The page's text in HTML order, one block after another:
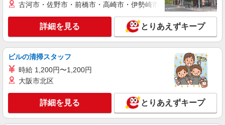
神奈川県横浜市西区
キープ 詳細を見る
株式会社トラストグロース 新宿本社 第2営業部
保育園での保育士
月給：201640円〜 ※資格や経験面などによる
・賞与あり（年2回・計4.30ヶ月） ・昇給あり
（年1回）
神奈川県横浜市西区
古河市・佐野市・前橋市・高崎市・伊勢崎市・太田市・館林市
詳細を見る とりあえずキープ
ビルの清掃スタッフ
時給 1,200円〜1,200円
大阪市北区
詳細を見る とりあえずキープ